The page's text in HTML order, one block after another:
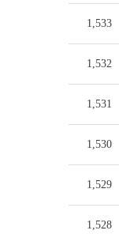
1,533
1,532
1,531
1,530
1,529
1,528